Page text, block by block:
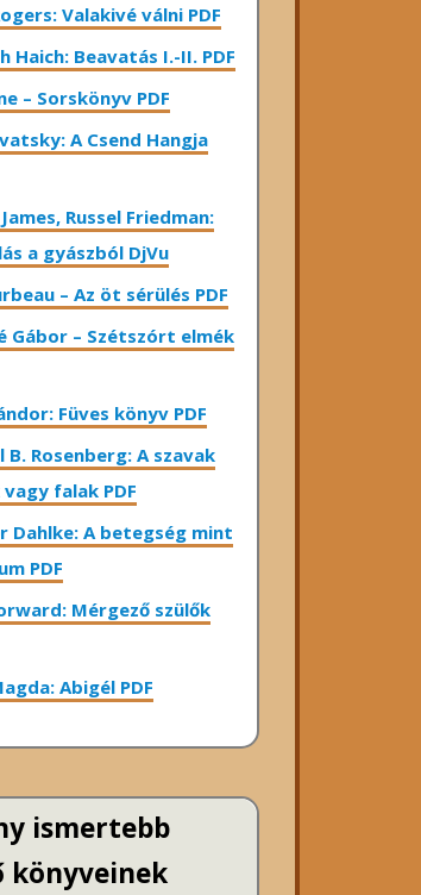
Valakivé válni PDF
Haich: Beavatás I.-II. PDF
– Sorskönyv PDF
A Csend Hangja
Russel Friedman:
a gyászból DjVu
– Az öt sérülés PDF
Gábor – Szétszórt elmék
Füves könyv PDF
B. Rosenberg: A szavak
falak PDF
Dahlke: A betegség mint
PDF
Mérgező szülők
Abigél PDF
ismertebb
könyveinek